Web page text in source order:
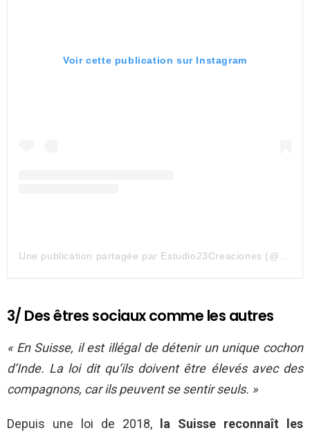
Voir cette publication sur Instagram
3/ Des êtres sociaux comme les autres
« En Suisse, il est illégal de détenir un unique cochon
d’Inde. La loi dit qu’ils doivent être élevés avec des
compagnons, car ils peuvent se sentir seuls. »
Depuis une loi de 2018,
la Suisse reconnaît les